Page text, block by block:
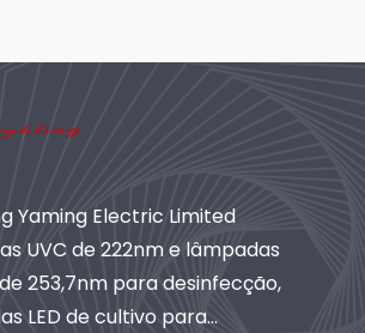
Yaming Electric Limited
UVC de 222nm e lâmpadas
253,7nm para desinfecção,
LED de cultivo para